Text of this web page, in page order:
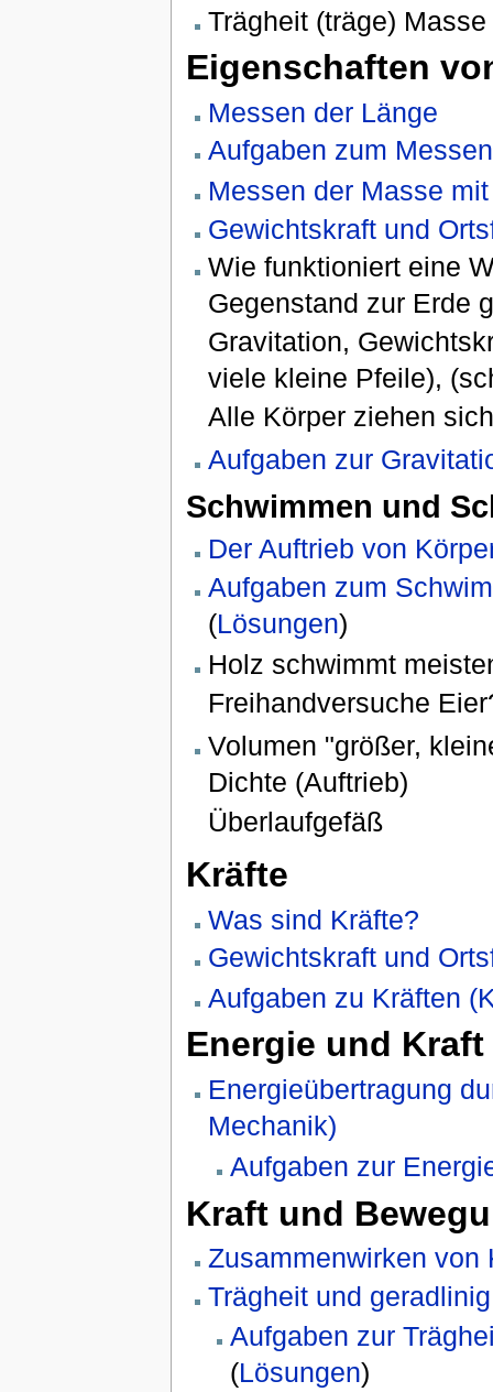
Trägheit (träge) Masse
Eigenschaften
Messen der Länge
Aufgaben zum
Messen der Masse
Gewichtskraft und
Wie funktioniert eine
Gegenstand zur Erde
Gravitation,
viele kleine Pfeile),
Alle Körper ziehen
Aufgaben zur
Schwimmen und
Der Auftrieb von
Aufgaben zum
(Lösungen)
Holz schwimmt
Freihandversuche
Volumen "größer,
Dichte (Auftrieb)
Überlaufgefäß
Kräfte
Was sind Kräfte?
Gewichtskraft und
Aufgaben zu Kräften
Energie und Kraft
Energieübertragung
Mechanik)
Aufgaben zur
Kraft und
Zusammenwirken von
Trägheit und
Aufgaben zur
(Lösungen)